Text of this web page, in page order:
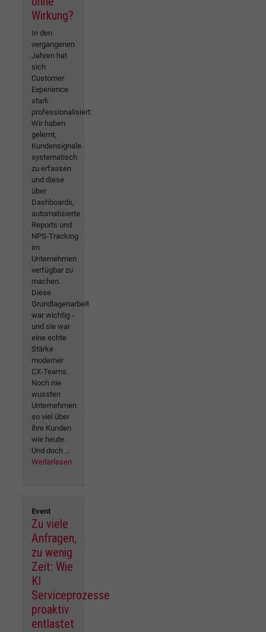
Wirkung?
In den
vergangenen
Jahren hat
sich
Customer
Experience
stark
professionalisiert:
Wir haben
gelernt,
Kundensignale
systematisch
zu erfassen
und diese
über
Dashboards,
automatisierte
Reports und
NPS‑Tracking
im
Unternehmen
verfügbar zu
machen.
Diese
Grundlagenarbeit
war wichtig -
und sie war
eine echte
Stärke
moderner
CX‑Teams.
Noch nie
wussten
Unternehmen
so viel über
ihre Kunden
wie heute.
Und doch ...
Weiterlesen
Event
Zu viele
Anfragen,
zu wenig
Zeit: Wie
KI
Serviceprozesse
proaktiv
entlastet